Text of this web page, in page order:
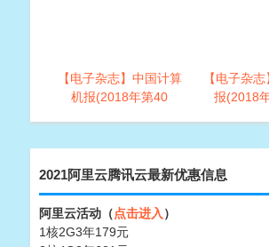
【电子杂志】中国计算
机报(2018年第40
【电子杂
报(2018
2021阿里云腾讯云最新优惠信息
阿里云活动（点击进入）
1核2G3年179元